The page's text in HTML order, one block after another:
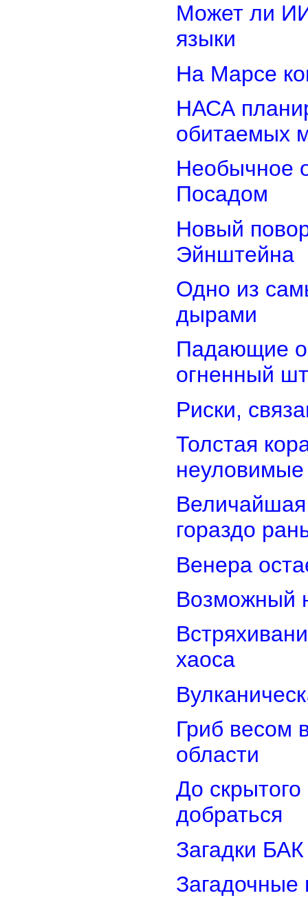
Может ли
языки
На Марсе
НАСА
обитаемых
Необычное
Посадом
Новый
Эйнштейна
Одно из
дырами
Падающие
огненный
Риски,
Толстая
Величайшая
гораздо
Венера
Возможный
хаоса
Гриб весом
области
До
добраться
Загадки
Загадочные